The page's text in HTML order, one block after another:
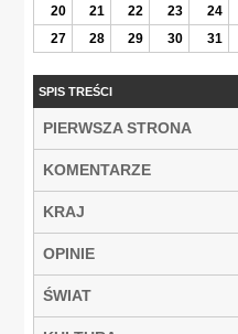
20
21 22 23 24
27
28 29 30 31
SPIS TREŚCI
PIERWSZA STRONA
KOMENTARZE
KRAJ
OPINIE
ŚWIAT